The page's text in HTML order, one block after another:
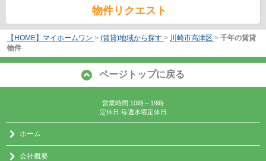
物件リクエスト
【HOME】マイホームワン > (賃貸)地域から探す > 川崎市高津区 > 千年の賃貸
物件
ページトップに戻る
営業時間:10時～19時
定休日:毎週水曜定休日
ホーム
会社概要